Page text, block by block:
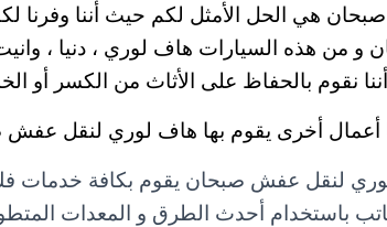
هي الحل الأمثل لكم حيث أننا وفرنا
من هذه السيارات هاف لوري ، دنيا ،
نقوم بالحفاظ على الأثاث من الكسر أو
أعمال أخرى يقوم بها هاف لوري لنقل عفش
لنقل عفش صبحان يقوم بكافة خدمات
باستخدام أحدث الطرق و المعدات